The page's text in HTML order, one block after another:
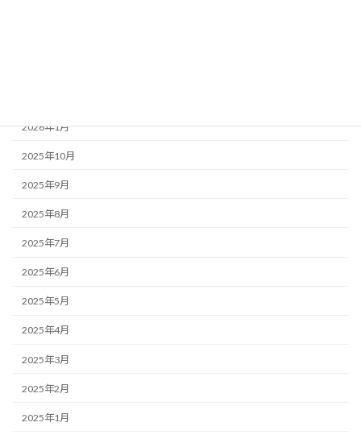
2026年1月
2025年10月
2025年9月
2025年8月
2025年7月
2025年6月
2025年5月
2025年4月
2025年3月
2025年2月
2025年1月